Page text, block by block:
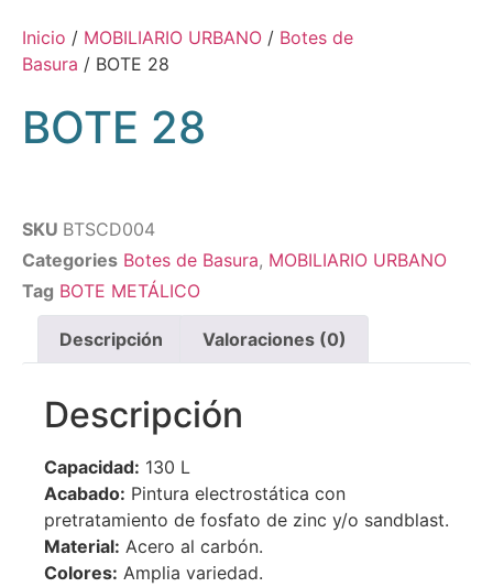
Inicio / MOBILIARIO URBANO / Botes de
Basura / BOTE 28
BOTE 28
SKU BTSCD004
Categories Botes de Basura, MOBILIARIO URBANO
Tag BOTE METÁLICO
Descripción Valoraciones (0)
Descripción
Capacidad: 130 L
Acabado: Pintura electrostática con
pretratamiento de fosfato de zinc y/o sandblast.
Material: Acero al carbón.
Colores: Amplia variedad.